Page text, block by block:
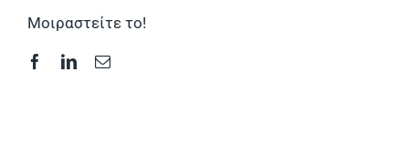
Μοιραστείτε το!